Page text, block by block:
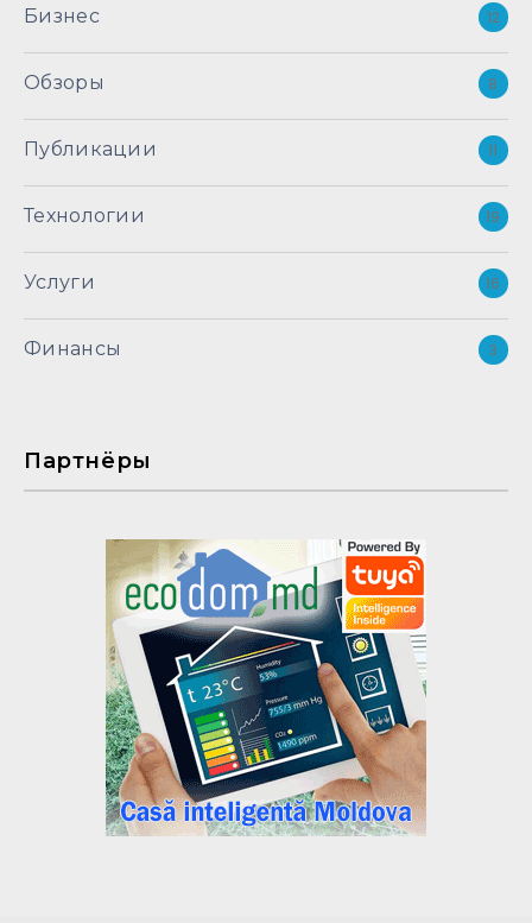
Бизнес 12
Обзоры 8
Публикации 11
Технологии 19
Услуги 16
Финансы 3
Партнёры